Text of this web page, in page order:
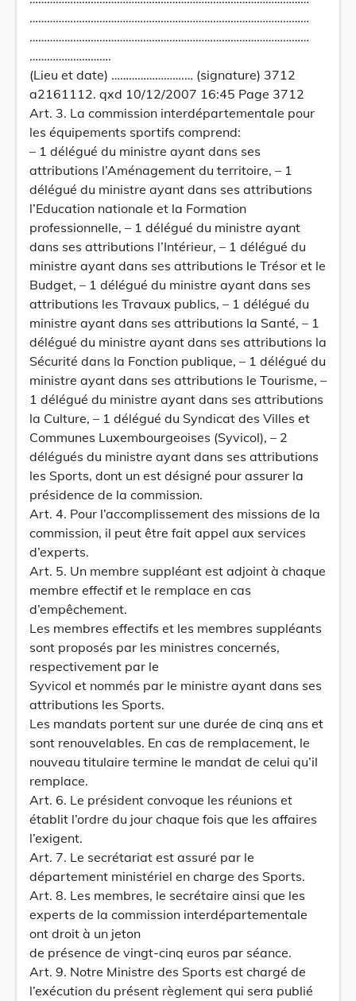
……………………………………………………………………………………
……………………………………………………………………………………
……………………….
(Lieu et date) …………………….… (signature) 3712
a2161112. qxd 10/12/2007 16:45 Page 3712
Art. 3. La commission interdépartementale pour
les équipements sportifs comprend:
– 1 délégué du ministre ayant dans ses
attributions l’Aménagement du territoire, – 1
délégué du ministre ayant dans ses attributions
l’Education nationale et la Formation
professionnelle, – 1 délégué du ministre ayant
dans ses attributions l’Intérieur, – 1 délégué du
ministre ayant dans ses attributions le Trésor et le
Budget, – 1 délégué du ministre ayant dans ses
attributions les Travaux publics, – 1 délégué du
ministre ayant dans ses attributions la Santé, – 1
délégué du ministre ayant dans ses attributions la
Sécurité dans la Fonction publique, – 1 délégué du
ministre ayant dans ses attributions le Tourisme, –
1 délégué du ministre ayant dans ses attributions
la Culture, – 1 délégué du Syndicat des Villes et
Communes Luxembourgeoises (Syvicol), – 2
délégués du ministre ayant dans ses attributions
les Sports, dont un est désigné pour assurer la
présidence de la commission.
Art. 4. Pour l’accomplissement des missions de la
commission, il peut être fait appel aux services
d’experts.
Art. 5. Un membre suppléant est adjoint à chaque
membre effectif et le remplace en cas
d’empêchement.
Les membres effectifs et les membres suppléants
sont proposés par les ministres concernés,
respectivement par le
Syvicol et nommés par le ministre ayant dans ses
attributions les Sports.
Les mandats portent sur une durée de cinq ans et
sont renouvelables. En cas de remplacement, le
nouveau titulaire termine le mandat de celui qu’il
remplace.
Art. 6. Le président convoque les réunions et
établit l’ordre du jour chaque fois que les affaires
l’exigent.
Art. 7. Le secrétariat est assuré par le
département ministériel en charge des Sports.
Art. 8. Les membres, le secrétaire ainsi que les
experts de la commission interdépartementale
ont droit à un jeton
de présence de vingt-cinq euros par séance.
Art. 9. Notre Ministre des Sports est chargé de
l’exécution du présent règlement qui sera publié